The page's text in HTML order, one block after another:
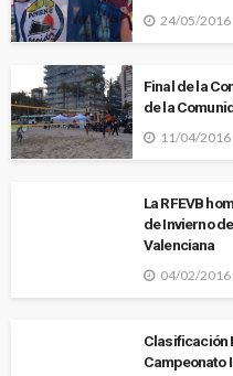
24/05/2016
Final de la
de la
11/04/2016
La RFEVB
de Invierno
Valenciana
04/02/2016
Clasificación
Campeonato